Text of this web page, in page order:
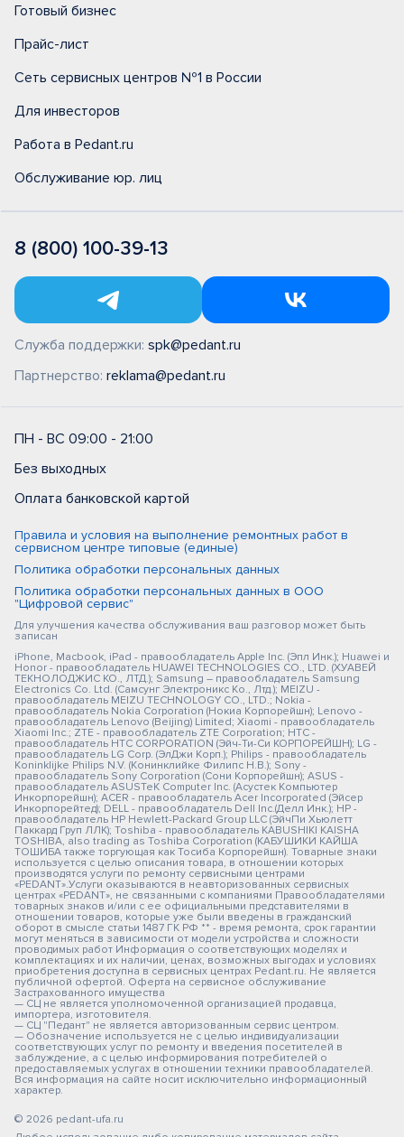
Готовый бизнес
Прайс-лист
Сеть сервисных центров №1 в России
Для инвесторов
Работа в Pedant.ru
Обслуживание юр. лиц
8 (800) 100-39-13
Служба поддержки: spk@pedant.ru
Партнерство: reklama@pedant.ru
ПН - ВС 09:00 - 21:00
Без выходных
Оплата банковской картой
Правила и условия на выполнение ремонтных работ в
сервисном центре типовые (единые)
Политика обработки персональных данных
Политика обработки персональных данных в ООО
"Цифровой сервис"
Для улучшения качества обслуживания ваш разговор может быть
записан
iPhone, Macbook, iPad - правообладатель Apple Inc. (Эпл Инк.); Huawei и
Honor - правообладатель HUAWEI TECHNOLOGIES CO., LTD. (ХУАВЕЙ
ТЕКНОЛОДЖИС КО., ЛТД.); Samsung – правообладатель Samsung
Electronics Co. Ltd. (Самсунг Электроникс Ко., Лтд.); MEIZU -
правообладатель MEIZU TECHNOLOGY CO., LTD.; Nokia -
правообладатель Nokia Corporation (Нокиа Корпорейшн); Lenovo -
правообладатель Lenovo (Beijing) Limited; Xiaomi - правообладатель
Xiaomi Inc.; ZTE - правообладатель ZTE Corporation; HTC -
правообладатель HTC CORPORATION (Эйч-Ти-Си КОРПОРЕЙШН); LG -
правообладатель LG Corp. (ЭлДжи Корп.); Philips - правообладатель
Koninklijke Philips N.V. (Конинклийке Филипс Н.В.); Sony -
правообладатель Sony Corporation (Сони Корпорейшн); ASUS -
правообладатель ASUSTeK Computer Inc. (Асустек Компьютер
Инкорпорейшн); ACER - правообладатель Acer Incorporated (Эйсер
Инкорпорейтед); DELL - правообладатель Dell Inc.(Делл Инк.); HP -
правообладатель HP Hewlett-Packard Group LLC (ЭйчПи Хьюлетт
Паккард Груп ЛЛК); Toshiba - правообладатель KABUSHIKI KAISHA
TOSHIBA, also trading as Toshiba Corporation (КАБУШИКИ КАЙША
ТОШИБА также торгующая как Тосиба Корпорейшн). Товарные знаки
используется с целью описания товара, в отношении которых
производятся услуги по ремонту сервисными центрами
«PEDANT».Услуги оказываются в неавторизованных сервисных
центрах «PEDANT», не связанными с компаниями Правообладателями
товарных знаков и/или с ее официальными представителями в
отношении товаров, которые уже были введены в гражданский
оборот в смысле статьи 1487 ГК РФ ** - время ремонта, срок гарантии
могут меняться в зависимости от модели устройства и сложности
проводимых работ Информация о соответствующих моделях и
комплектациях и их наличии, ценах, возможных выгодах и условиях
приобретения доступна в сервисных центрах Pedant.ru. Не является
публичной офертой. Оферта на сервисное обслуживание
Застрахованного имущества
— СЦ не является уполномоченной организацией продавца,
импортера, изготовителя.
— СЦ "Педант" не является авторизованным сервис центром.
— Обозначение используется не с целью индивидуализации
соответствующих услуг по ремонту и введения посетителей в
заблуждение, а с целью информирования потребителей о
предоставляемых услугах в отношении техники правообладателей.
Вся информация на сайте носит исключительно информационный
характер.
© 2026 pedant-ufa.ru